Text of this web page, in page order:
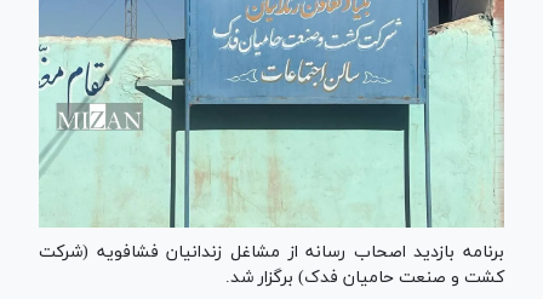
برنامه بازدید اصحاب رسانه از مشاغل زندانیان فشافویه (شرکت
کشت و صنعت حامیان فدک) برگزار شد.